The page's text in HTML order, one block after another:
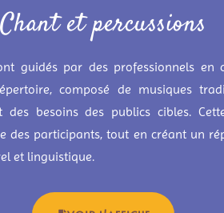
Chant et percussions
guidés par des professionnels en
composé de musiques
des besoins des publics cibles.
des participants, tout en créant un
et linguistique.